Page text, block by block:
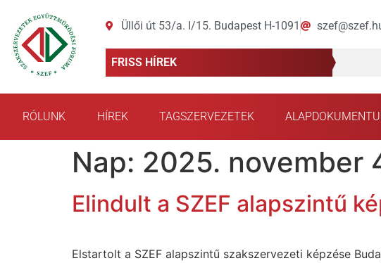
Üllői út 53/a. I/15. Budapest H-1091
FRISS HÍREK
RÓLUNK HÍREK TAGSZERVEZETEK
Nap: 2025. november
Elindult a SZEF alapszintű
Elstartolt a SZEF alapszintű szakszervezeti képzése